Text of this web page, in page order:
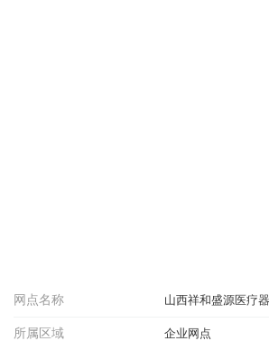
网点名称 山西祥和盛源医疗
所属区域 企业网点